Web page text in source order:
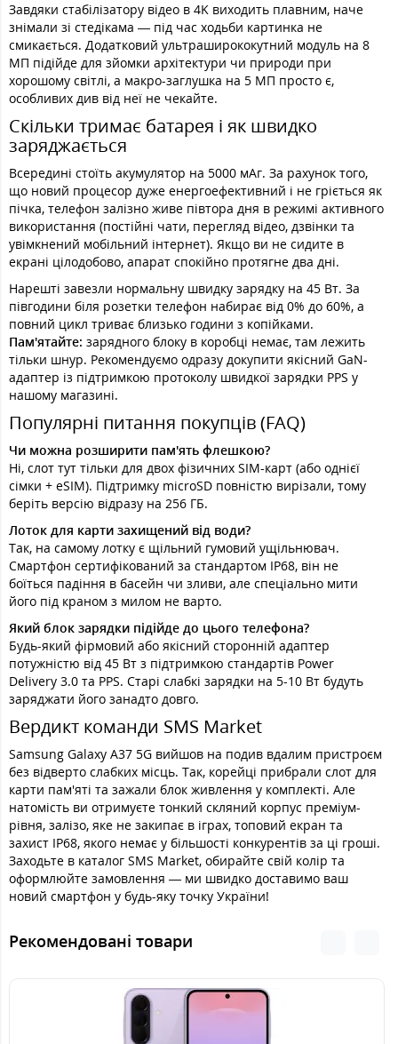
Завдяки стабілізатору відео в 4K виходить плавним, наче
знімали зі стедікама — під час ходьби картинка не
смикається. Додатковий ультраширококутний модуль на 8
МП підійде для зйомки архітектури чи природи при
хорошому світлі, а макро-заглушка на 5 МП просто є,
особливих див від неї не чекайте.
Скільки тримає батарея і як швидко
заряджається
Всередині стоїть акумулятор на 5000 мАг. За рахунок того,
що новий процесор дуже енергоефективний і не гріється як
пічка, телефон залізно живе півтора дня в режимі активного
використання (постійні чати, перегляд відео, дзвінки та
увімкнений мобільний інтернет). Якщо ви не сидите в
екрані цілодобово, апарат спокійно протягне два дні.
Нарешті завезли нормальну швидку зарядку на 45 Вт. За
півгодини біля розетки телефон набирає від 0% до 60%, а
повний цикл триває близько години з копійками.
Пам'ятайте: зарядного блоку в коробці немає, там лежить
тільки шнур. Рекомендуємо одразу докупити якісний GaN-
адаптер із підтримкою протоколу швидкої зарядки PPS у
нашому магазині.
Популярні питання покупців (FAQ)
Чи можна розширити пам'ять флешкою?
Ні, слот тут тільки для двох фізичних SIM-карт (або однієї
сімки + eSIM). Підтримку microSD повністю вирізали, тому
беріть версію відразу на 256 ГБ.
Лоток для карти захищений від води?
Так, на самому лотку є щільний гумовий ущільнювач.
Смартфон сертифікований за стандартом IP68, він не
боїться падіння в басейн чи зливи, але спеціально мити
його під краном з милом не варто.
Який блок зарядки підійде до цього телефона?
Будь-який фірмовий або якісний сторонній адаптер
потужністю від 45 Вт з підтримкою стандартів Power
Delivery 3.0 та PPS. Старі слабкі зарядки на 5-10 Вт будуть
заряджати його занадто довго.
Вердикт команди SMS Market
Samsung Galaxy A37 5G вийшов на подив вдалим пристроєм
без відверто слабких місць. Так, корейці прибрали слот для
карти пам'яті та зажали блок живлення у комплекті. Але
натомість ви отримуєте тонкий скляний корпус преміум-
рівня, залізо, яке не закипає в іграх, топовий екран та
захист IP68, якого немає у більшості конкурентів за ці гроші.
Заходьте в каталог SMS Market, обирайте свій колір та
оформлюйте замовлення — ми швидко доставимо ваш
новий смартфон у будь-яку точку України!
Рекомендовані товари